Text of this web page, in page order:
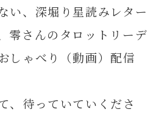
い、深堀り星読みレター
零さんのタロットリーデ
しゃべり（動画）配信
、待っていていくださ